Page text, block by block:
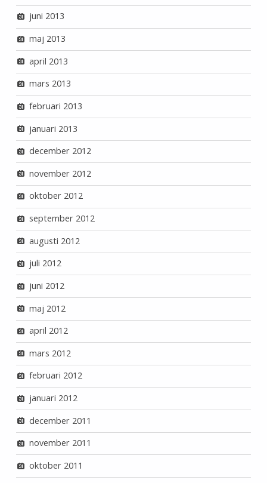
juni 2013
maj 2013
april 2013
mars 2013
februari 2013
januari 2013
december 2012
november 2012
oktober 2012
september 2012
augusti 2012
juli 2012
juni 2012
maj 2012
april 2012
mars 2012
februari 2012
januari 2012
december 2011
november 2011
oktober 2011